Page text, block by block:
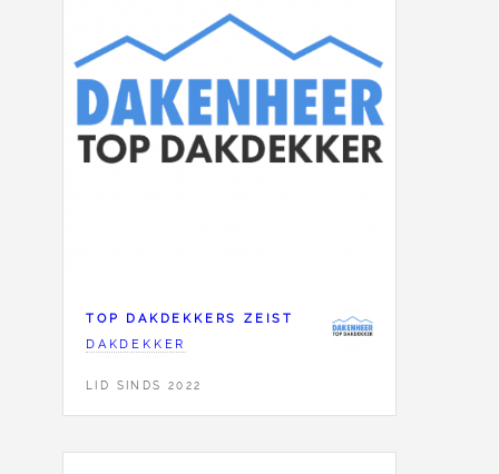
TOP DAKDEKKERS ZEIST
DAKDEKKER
LID SINDS 2022